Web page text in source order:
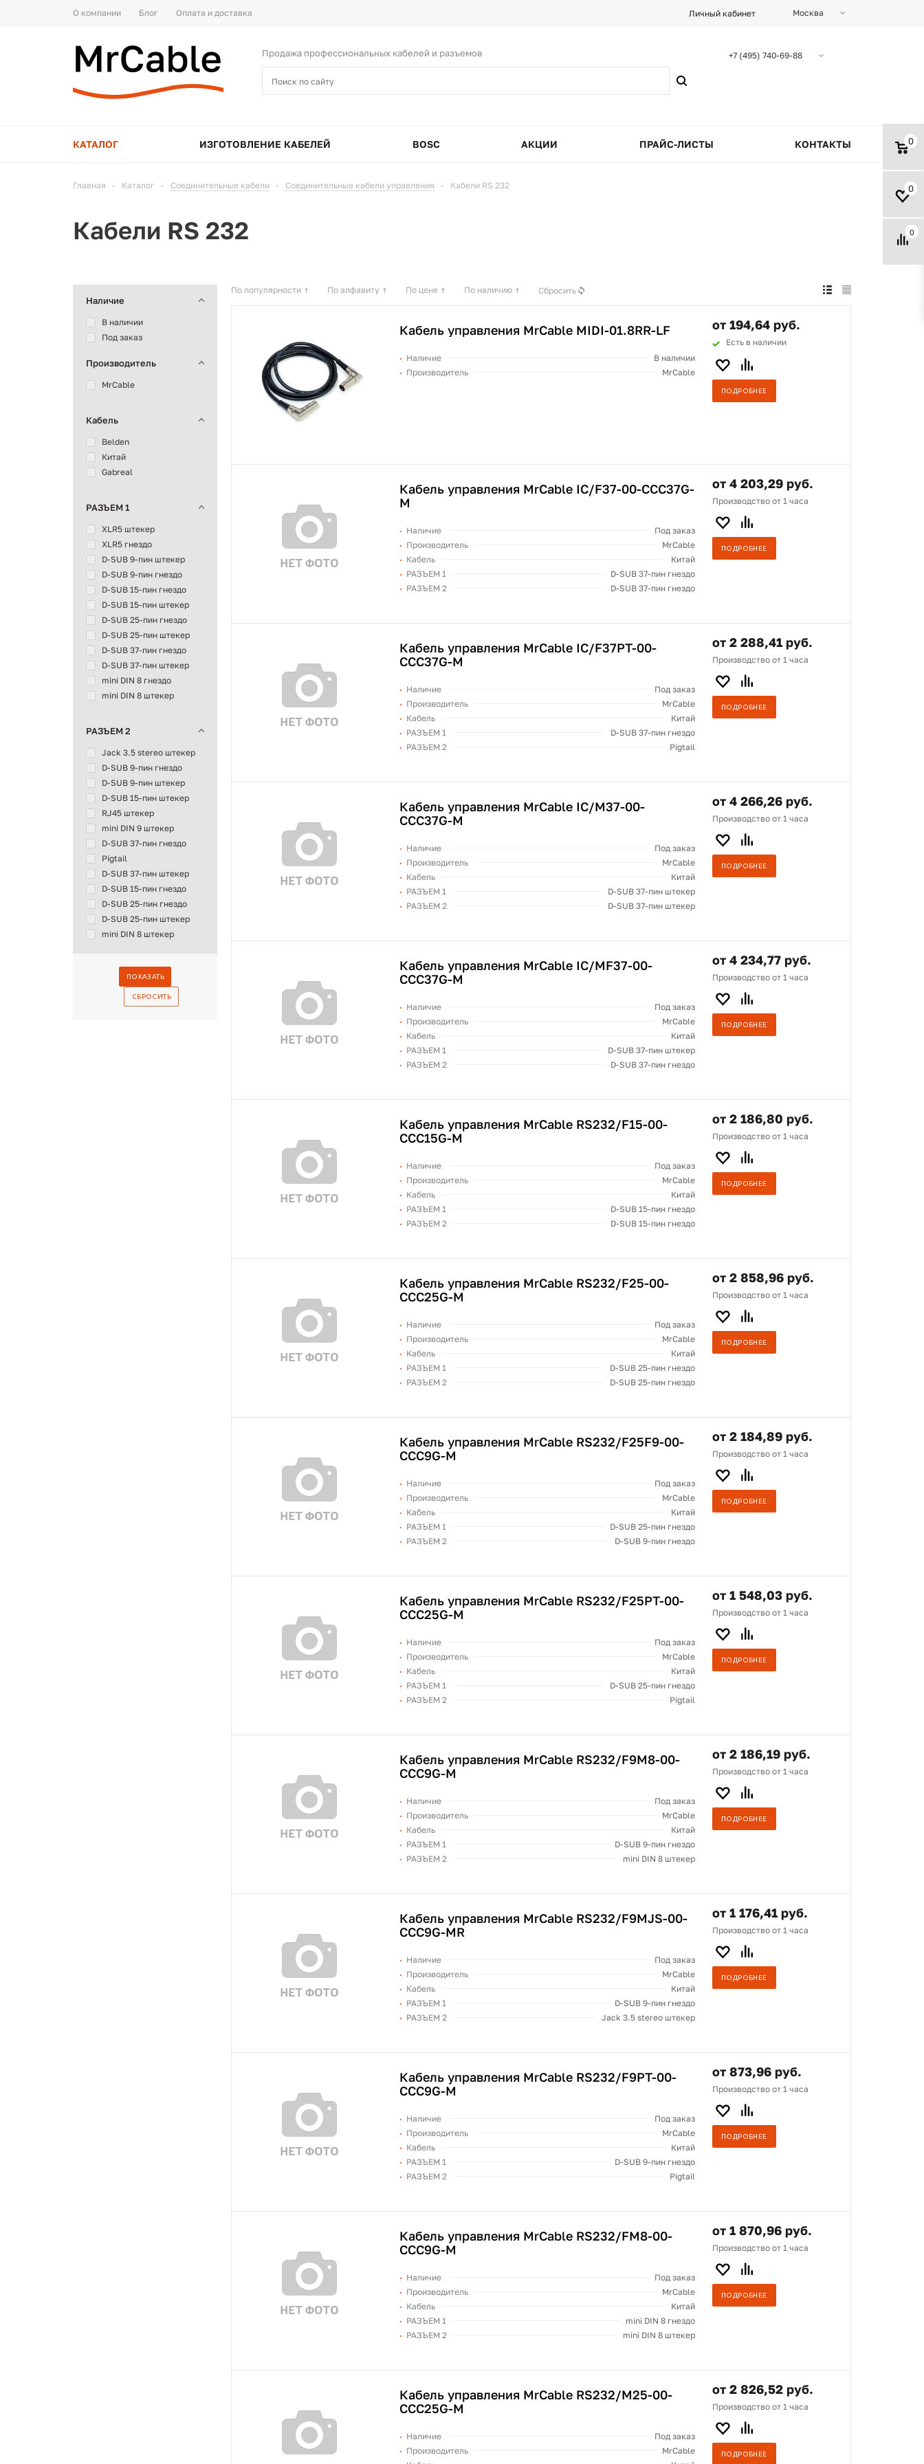
О компании Блог Оплата и доставка Личный кабинет Москва
Продажа профессиональных кабелей и разъемов +7 (495) 740-69-88
0
0
0
КАТАЛОГ ИЗГОТОВЛЕНИЕ КАБЕЛЕЙ BOSC АКЦИИ ПРАЙС-ЛИСТЫ КОНТАКТЫ
Главная - Каталог - Соединительные кабели - Соединительные кабели управления - Кабели RS 232
Кабели RS 232
Наличие
В наличии
Под заказ
Производитель
MrCable
Кабель
Belden
Китай
Gabreal
РАЗЪЕМ 1
XLR5 штекер
XLR5 гнездо
D-SUB 9-пин штекер
D-SUB 9-пин гнездо
D-SUB 15-пин гнездо
D-SUB 15-пин штекер
D-SUB 25-пин гнездо
D-SUB 25-пин штекер
D-SUB 37-пин гнездо
D-SUB 37-пин штекер
mini DIN 8 гнездо
mini DIN 8 штекер
РАЗЪЕМ 2
Jack 3.5 stereo штекер
D-SUB 9-пин гнездо
D-SUB 9-пин штекер
D-SUB 15-пин штекер
RJ45 штекер
mini DIN 9 штекер
D-SUB 37-пин гнездо
Pigtail
D-SUB 37-пин штекер
D-SUB 15-пин гнездо
D-SUB 25-пин гнездо
D-SUB 25-пин штекер
mini DIN 8 штекер
По популярности По алфавиту По цене По наличию Сбросить
Кабель управления MrCable MIDI-01.8RR-LF
Наличие
В наличии
Производитель
MrCable
от 194,64 руб.
Есть в наличии
ПОДРОБНЕЕ
Кабель управления MrCable IC/F37-00-CCC37G-
M
Наличие
Под заказ
Производитель
MrCable
Кабель
Китай
РАЗЪЕМ 1
D-SUB 37-пин гнездо
РАЗЪЕМ 2
D-SUB 37-пин гнездо
от 4 203,29 руб.
Производство от 1 часа
ПОДРОБНЕЕ
Кабель управления MrCable IC/F37PT-00-
CCC37G-M
Наличие
Под заказ
Производитель
MrCable
Кабель
Китай
РАЗЪЕМ 1
D-SUB 37-пин гнездо
РАЗЪЕМ 2
Pigtail
от 2 288,41 руб.
Производство от 1 часа
ПОДРОБНЕЕ
Кабель управления MrCable IC/M37-00-
CCC37G-M
Наличие
Под заказ
Производитель
MrCable
Кабель
Китай
РАЗЪЕМ 1
D-SUB 37-пин штекер
РАЗЪЕМ 2
D-SUB 37-пин штекер
от 4 266,26 руб.
Производство от 1 часа
ПОДРОБНЕЕ
Кабель управления MrCable IC/MF37-00-
CCC37G-M
Наличие
Под заказ
Производитель
MrCable
Кабель
Китай
РАЗЪЕМ 1
D-SUB 37-пин штекер
РАЗЪЕМ 2
D-SUB 37-пин гнездо
от 4 234,77 руб.
Производство от 1 часа
ПОДРОБНЕЕ
Кабель управления MrCable RS232/F15-00-
CCC15G-M
Наличие
Под заказ
Производитель
MrCable
Кабель
Китай
РАЗЪЕМ 1
D-SUB 15-пин гнездо
РАЗЪЕМ 2
D-SUB 15-пин гнездо
от 2 186,80 руб.
Производство от 1 часа
ПОДРОБНЕЕ
Кабель управления MrCable RS232/F25-00-
CCC25G-M
Наличие
Под заказ
Производитель
MrCable
Кабель
Китай
РАЗЪЕМ 1
D-SUB 25-пин гнездо
РАЗЪЕМ 2
D-SUB 25-пин гнездо
от 2 858,96 руб.
Производство от 1 часа
ПОДРОБНЕЕ
Кабель управления MrCable RS232/F25F9-00-
CCC9G-M
Наличие
Под заказ
Производитель
MrCable
Кабель
Китай
РАЗЪЕМ 1
D-SUB 25-пин гнездо
РАЗЪЕМ 2
D-SUB 9-пин гнездо
от 2 184,89 руб.
Производство от 1 часа
ПОДРОБНЕЕ
Кабель управления MrCable RS232/F25PT-00-
CCC25G-M
Наличие
Под заказ
Производитель
MrCable
Кабель
Китай
РАЗЪЕМ 1
D-SUB 25-пин гнездо
РАЗЪЕМ 2
Pigtail
от 1 548,03 руб.
Производство от 1 часа
ПОДРОБНЕЕ
Кабель управления MrCable RS232/F9M8-00-
CCC9G-M
Наличие
Под заказ
Производитель
MrCable
Кабель
Китай
РАЗЪЕМ 1
D-SUB 9-пин гнездо
РАЗЪЕМ 2
mini DIN 8 штекер
от 2 186,19 руб.
Производство от 1 часа
ПОДРОБНЕЕ
Кабель управления MrCable RS232/F9MJS-00-
CCC9G-MR
Наличие
Под заказ
Производитель
MrCable
Кабель
Китай
РАЗЪЕМ 1
D-SUB 9-пин гнездо
РАЗЪЕМ 2
Jack 3.5 stereo штекер
от 1 176,41 руб.
Производство от 1 часа
ПОДРОБНЕЕ
Кабель управления MrCable RS232/F9PT-00-
CCC9G-M
Наличие
Под заказ
Производитель
MrCable
Кабель
Китай
РАЗЪЕМ 1
D-SUB 9-пин гнездо
РАЗЪЕМ 2
Pigtail
от 873,96 руб.
Производство от 1 часа
ПОДРОБНЕЕ
Кабель управления MrCable RS232/FM8-00-
CCC9G-M
Наличие
Под заказ
Производитель
MrCable
Кабель
Китай
РАЗЪЕМ 1
mini DIN 8 гнездо
РАЗЪЕМ 2
mini DIN 8 штекер
от 1 870,96 руб.
Производство от 1 часа
ПОДРОБНЕЕ
Кабель управления MrCable RS232/M25-00-
CCC25G-M
Наличие
Под заказ
Производитель
MrCable
от 2 826,52 руб.
Производство от 1 часа
ПОДРОБНЕЕ